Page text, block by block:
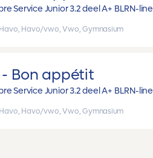
Service Junior 3.2 deel A+ BLRN-line
Havo, Havo/vwo, Vwo, Gymnasium
Bon appétit
Service Junior 3.2 deel A+ BLRN-line
Havo, Havo/vwo, Vwo, Gymnasium